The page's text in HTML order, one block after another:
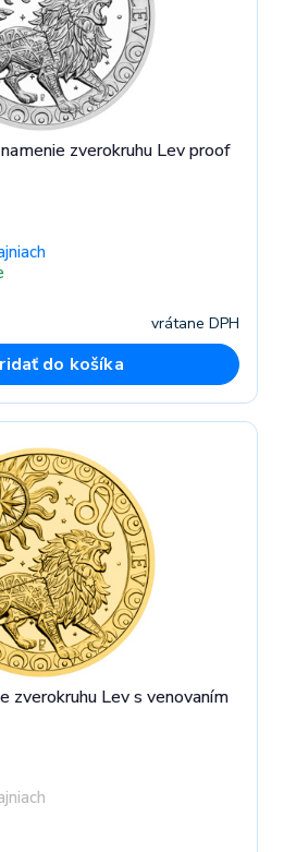
zverokruhu Lev proof
vrátane DPH
do košíka
zverokruhu Lev s venovaním